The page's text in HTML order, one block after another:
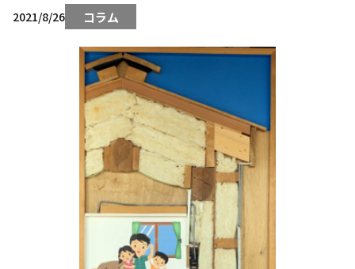
2021/8/26 コラム